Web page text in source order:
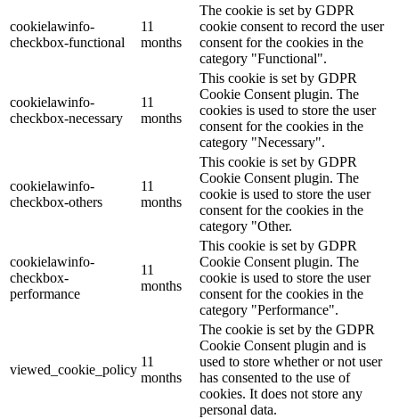
cookielawinfo-
checkbox-functional
11
months
The cookie is set by GDPR
cookie consent to record the user
consent for the cookies in the
category "Functional".
cookielawinfo-
checkbox-necessary
11
months
This cookie is set by GDPR
Cookie Consent plugin. The
cookies is used to store the user
consent for the cookies in the
category "Necessary".
cookielawinfo-
checkbox-others
11
months
This cookie is set by GDPR
Cookie Consent plugin. The
cookie is used to store the user
consent for the cookies in the
category "Other.
cookielawinfo-
checkbox-
performance
11
months
This cookie is set by GDPR
Cookie Consent plugin. The
cookie is used to store the user
consent for the cookies in the
category "Performance".
viewed_cookie_policy
11
months
The cookie is set by the GDPR
Cookie Consent plugin and is
used to store whether or not user
has consented to the use of
cookies. It does not store any
personal data.